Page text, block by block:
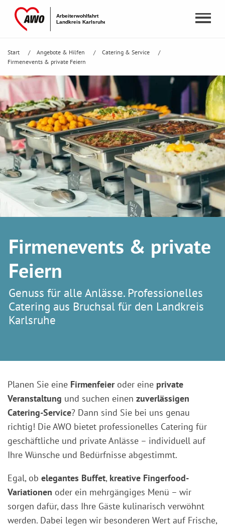
Start Angebote & Hilfen
Catering & Service
Firmenevents & private Feiern
Firmenevents & private
Feiern
Genuss für alle Anlässe. Professionelles
Catering aus Bruchsal für den Landkreis
Karlsruhe
Planen Sie eine Firmenfeieroder eine private
Veranstaltung und suchen einen zuverlässigen
Catering-Service? Dann sind Sie bei uns genau
richtig! Die AWO bietet professionelles Catering für
geschäftliche und private Anlässe – individuell auf
Ihre Wünsche und Bedürfnisse abgestimmt.
Egal, ob elegantes Buffet, kreative Fingerfood-
Variationen oder ein mehrgängiges Menü – wir
sorgen dafür, dass Ihre Gäste kulinarisch verwöhnt
werden. Dabei legen wir besonderen Wert auf Frische,